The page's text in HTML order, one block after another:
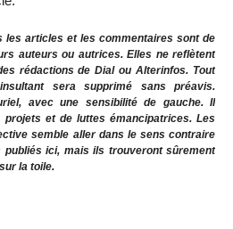
les articles et les commentaires sont de
auteurs ou autrices. Elles ne reflètent
rédactions de Dial ou Alterinfos. Tout
sera supprimé sans préavis.
avec une sensibilité de gauche. Il
projets et de luttes émancipatrices. Les
semble aller dans le sens contraire
ici, mais ils trouveront sûrement
la toile.